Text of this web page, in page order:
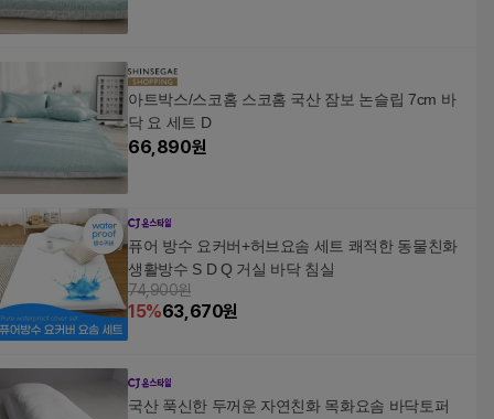
아트박스/스코홈 스코홈 국산 잠보 논슬립 7cm 바
닥 요 세트 D
66,890원
퓨어 방수 요커버+허브요솜 세트 쾌적한 동물친화
생활방수 S D Q 거실 바닥 침실
74,900원
15%63,670원
국산 푹신한 두꺼운 자연친화 목화요솜 바닥토퍼